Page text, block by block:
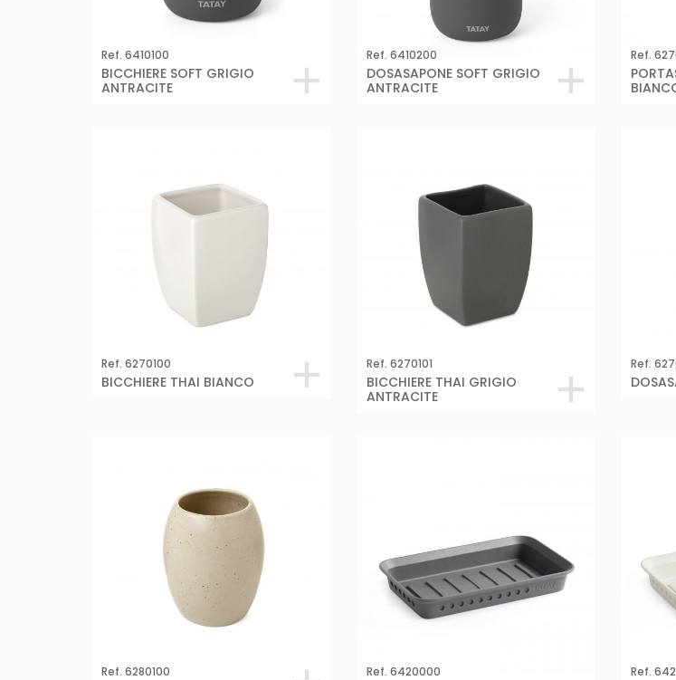
Ref. 6410100
BICCHIERE SOFT GRIGIO
ANTRACITE
Ref. 6410200
DOSASAPONE SOFT GRIGIO
ANTRACITE
Ref.
Ref. 6270100
BICCHIERE THAI BIANCO
Ref. 6270101
BICCHIERE THAI GRIGIO
ANTRACITE
Ref.
Ref. 6280100 Ref. 6420000 Ref.